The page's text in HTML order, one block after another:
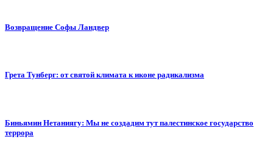
Возвращение Софы Ландвер
Грета Тунберг: от святой климата к иконе радикализма
Биньямин Нетаниягу: Мы не создадим тут палестинское государство
террора